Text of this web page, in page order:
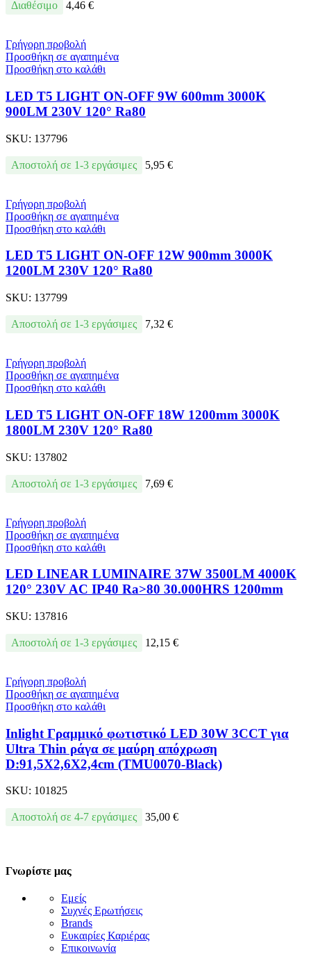
Διαθέσιμο 4,46 €
Γρήγορη προβολή
Προσθήκη σε αγαπημένα
Προσθήκη στο καλάθι
LED T5 LIGHT ON-OFF 9W 600mm 3000K
900LM 230V 120° Ra80
SKU: 137796
Αποστολή σε 1-3 εργάσιμες 5,95 €
Γρήγορη προβολή
Προσθήκη σε αγαπημένα
Προσθήκη στο καλάθι
LED T5 LIGHT ON-OFF 12W 900mm 3000K
1200LM 230V 120° Ra80
SKU: 137799
Αποστολή σε 1-3 εργάσιμες 7,32 €
Γρήγορη προβολή
Προσθήκη σε αγαπημένα
Προσθήκη στο καλάθι
LED T5 LIGHT ON-OFF 18W 1200mm 3000K
1800LM 230V 120° Ra80
SKU: 137802
Αποστολή σε 1-3 εργάσιμες 7,69 €
Γρήγορη προβολή
Προσθήκη σε αγαπημένα
Προσθήκη στο καλάθι
LED LINEAR LUMINAIRE 37W 3500LM 4000K
120° 230V AC IP40 Ra>80 30.000HRS 1200mm
SKU: 137816
Αποστολή σε 1-3 εργάσιμες 12,15 €
Γρήγορη προβολή
Προσθήκη σε αγαπημένα
Προσθήκη στο καλάθι
Inlight Γραμμικό φωτιστικό LED 30W 3CCT για
Ultra Thin ράγα σε μαύρη απόχρωση
D:91,5X2,6X2,4cm (TMU0070-Black)
SKU: 101825
Αποστολή σε 4-7 εργάσιμες 35,00 €
Γνωρίστε μας
Εμείς
Συχνές Ερωτήσεις
Brands
Ευκαιρίες Καριέρας
Επικοινωνία